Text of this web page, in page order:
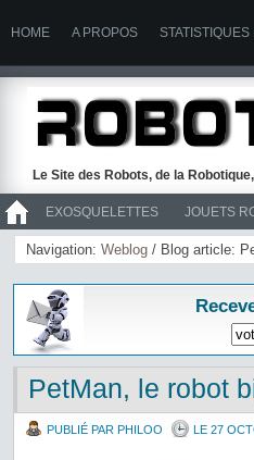
HOME A PROPOS
Le Site des Robots, de la
EXOSQUELETTES JOUETS
>> ROBOTS
Navigation: Weblog / Blog article:
PetMan, le robot
PUBLIÉ PAR PHILOO LE 27